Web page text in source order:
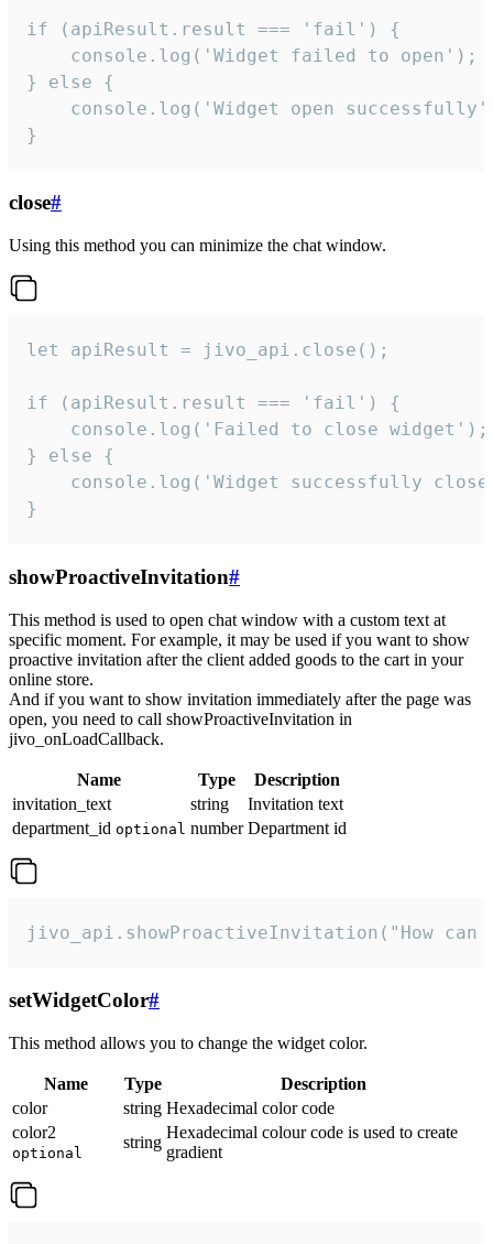
if (apiResult.result === 'fail') {
    console.log('Widget failed to open');
} else {
console.log('Widget open
}
close#
Using this method you can minimize the chat window.
let apiResult = jivo_api.close();
if (apiResult.result === 'fail') {
    console.log('Failed to close widget');
} else {
console.log('Widget successfully
}
showProactiveInvitation#
This method is used to open chat window with a custom text at
specific moment. For example, it may be used if you want to show
proactive invitation after the client added goods to the cart in your
online store.
And if you want to show invitation immediately after the page was
open, you need to call showProactiveInvitation in
jivo_onLoadCallback.
Name Type
Description
invitation_text
string
Invitation text
department_id optional number Department id
jivo_api.showProactiveInvitation("How
setWidgetColor#
This method allows you to change the widget color.
Name Type
Description
color
string Hexadecimal color code
color2
optional
string
Hexadecimal colour code is used to create
gradient